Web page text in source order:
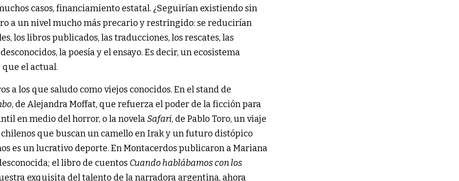
casos, financiamiento estatal. ¿Seguirían existiendo sin
a un nivel mucho más precario y restringido: se reducirían
los libros publicados, las traducciones, los rescates, las
la poesía y el ensayo. Es decir, un ecosistema
el actual.
a los que saludo como viejos conocidos. En el stand de
, de Alejandra Moffat, que refuerza el poder de la ficción para
en medio del horror, o la novelaSafari, de Pablo Toro, un viaje
que buscan un camello en Irak y un futuro distópico
es un lucrativo deporte. En Montacerdos publicaron a Mariana
el libro de cuentos Cuando hablábamos con los
exquisita del talento de la narradora argentina, ahora